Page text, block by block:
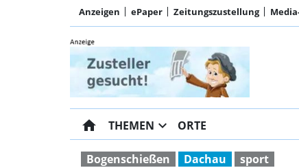
Anzeigen ePaper Zeitungszustellung
home THEMEN expand_more ORTE
Bogenschießen Dachau sport